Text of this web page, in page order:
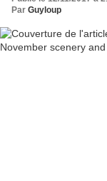
Par Guyloup